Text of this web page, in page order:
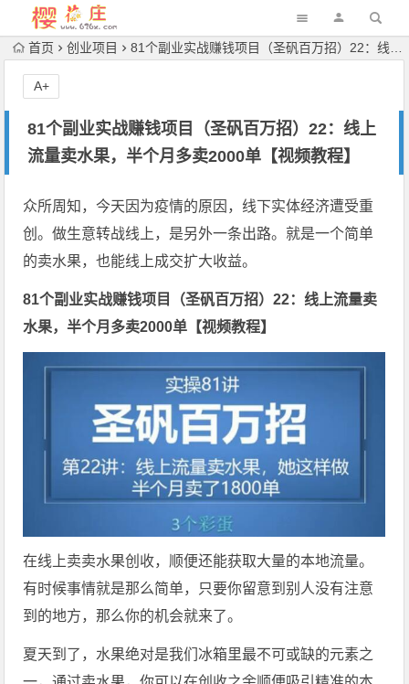
首页 创业项目 81个副业实战赚钱项目（圣矾百万招）22：线上流量卖水果，半个月多卖2000单【视频教程】
81个副业实战赚钱项目（圣矾百万招）22：线上
流量卖水果，半个月多卖2000单【视频教程】
A+
众所周知，今天因为疫情的原因，线下实体经济遭受重
创。做生意转战线上，是另外一条出路。就是一个简单
的卖水果，也能线上成交扩大收益。
81个副业实战赚钱项目（圣矾百万招）22：线上流量卖
水果，半个月多卖2000单【视频教程】
在线上卖卖水果创收，顺便还能获取大量的本地流量。
有时候事情就是那么简单，只要你留意到别人没有注意
到的地方，那么你的机会就来了。
夏天到了，水果绝对是我们冰箱里最不可或缺的元素之